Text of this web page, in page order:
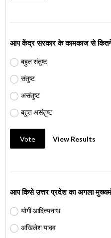
आप केंद्र सरकार के कामकाज से
बहुत संतुष्ट
संतुष्ट
असंतुष्ट
बहुत असंतुष्ट
Vote View Results
आप किसे उत्तर प्रदेश का अगला
योगी आदित्यनाथ
अखिलेश यादव